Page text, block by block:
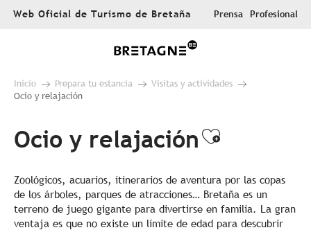
AllerWeb Oficial de Turismo de Bretaña Prensa Profesional
Inicio Prepara tu estancia
Visitas y actividades
Ocio y relajación
Ocio y relajaciónAjouter
Zoológicos, acuarios, itinerarios de aventura por las copas
de los árboles, parques de atracciones… Bretaña es un
terreno de juego gigante para divertirse en familia. La gran
ventaja es que no existe un límite de edad para descubrir